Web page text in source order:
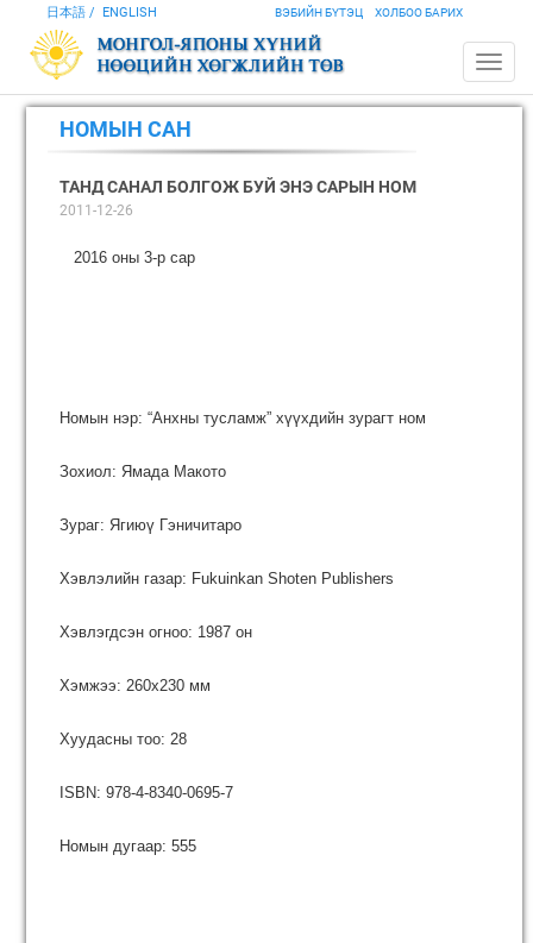
ВЭБИЙН БҮТЭЦ ХОЛБОО БАРИХ
日本語 ENGLISH
НОМЫН САН
ТАНД САНАЛ БОЛГОЖ БУЙ ЭНЭ САРЫН НОМ
2011-12-26
2016 оны 3-р сар
Номын нэр: “Анхны тусламж” хүүхдийн зурагт ном
Зохиол: Ямада Макото
Зураг: Ягиюү Гэничитаро
Хэвлэлийн газар: Fukuinkan Shoten Publishers
Хэвлэгдсэн огноо: 1987 он
Хэмжээ: 260х230 мм
Хуудасны тоо: 28
ISBN: 978-4-8340-0695-7
Номын дугаар: 555